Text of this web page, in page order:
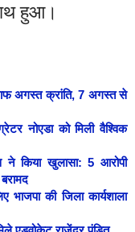
हुआ।
अगस्त क्रांति, 7 अगस्त से
नोएडा को मिली वैश्विक
ने किया खुलासा: 5 आरोपी
की जिला कार्यशाला